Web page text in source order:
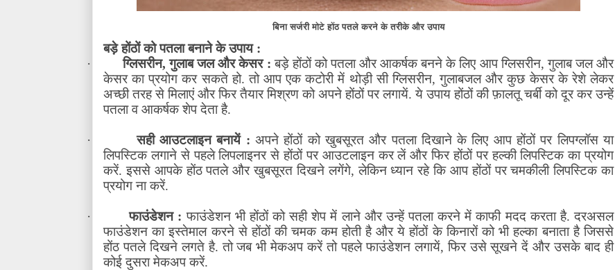
बिना सर्जरी मोटे होंठ पतले करने के तरीके और उपाय
बड़े होंठों को पतला बनाने के उपाय :
·
ग्लिसरीन,गुलाब जल और केसर : बड़े होंठों को पतला और आकर्षक बनने के लिए आप ग्लिसरीन,गुलाब जल और
केसर का प्रयोग कर सकते हो. तो आप एक कटोरी में थोड़ी सी ग्लिसरीन,गुलाबजल और कुछ केसर के रेशे लेकर
अच्छी तरह से मिलाएं और फिर तैयार मिश्रण को अपने होंठों पर लगायें. ये उपाय होंठों की फ़ालतू चर्बी को दूर कर उन्हें
पतला व आकर्षक शेप देता है.
· सही आउटलाइन बनायें : अपने होंठों को खुबसूरत और पतला दिखाने के लिए आप होंठों पर लिपग्लॉस या
लिपस्टिक लगाने से पहले लिपलाइनर से होंठों पर आउटलाइन कर लें और फिर होंठों पर हल्की लिपस्टिक का प्रयोग
करें. इससे आपके होंठ पतले और खुबसूरत दिखने लगेंगे,लेकिन ध्यान रहे कि आप होंठों पर चमकीली लिपस्टिक का
प्रयोग ना करें.
· फाउंडेशन : फाउंडेशन भी होंठों को सही शेप में लाने और उन्हें पतला करने में काफी मदद करता है. दरअसल
फाउंडेशन का इस्तेमाल करने से होंठों की चमक कम होती है और ये होंठों के किनारों को भी हल्का बनाता है जिससे
होंठ पतले दिखने लगते है. तो जब भी मेकअप करें तो पहले फाउंडेशन लगायें,फिर उसे सूखने दें और उसके बाद ही
कोई दुसरा मेकअप करें.